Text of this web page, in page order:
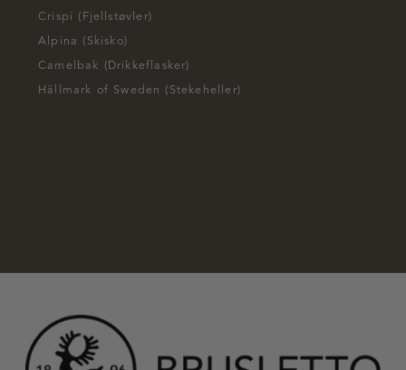
Crispi (Fjellstøvler)
Alpina (Skisko)
Camelbak (Drikkeflasker)
Hällmark of Sweden (Stekeheller)